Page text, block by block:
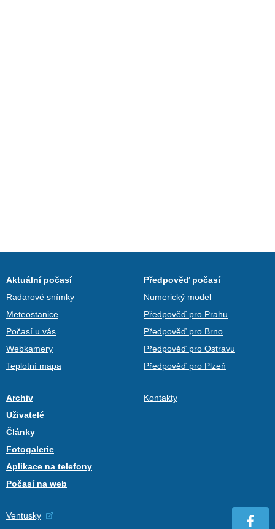
Aktuální počasí
Radarové snímky
Meteostanice
Počasí u vás
Webkamery
Teplotní mapa
Předpověď počasí
Numerický model
Předpověď pro Prahu
Předpověď pro Brno
Předpověď pro Ostravu
Předpověď pro Plzeň
Archiv
Uživatelé
Články
Fotogalerie
Aplikace na telefony
Počasí na web
Kontakty
Ventusky